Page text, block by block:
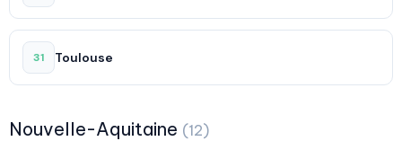
31 Toulouse
Nouvelle-Aquitaine (12)